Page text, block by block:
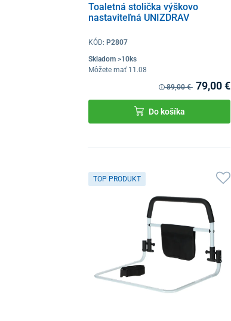
Toaletná stolička výškovo
nastaviteľná UNIZDRAV
KÓD: P2807
Skladom >10ks
Môžete mať 11.08
89,00 € 79,00 €
Do košíka
TOP PRODUKT